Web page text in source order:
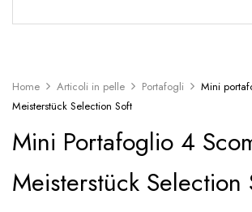
Home Articoli in pelle Portafogli
Mini
Meisterstück Selection Soft
Mini Portafoglio 4
Meisterstück Selection